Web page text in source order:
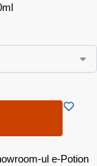
ul e-Potion